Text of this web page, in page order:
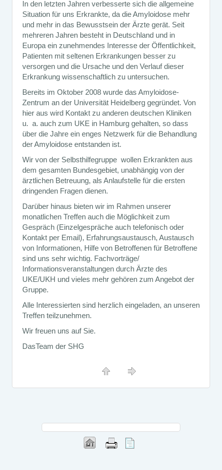
In den letzten Jahren verbesserte sich die allgemeine
Situation für uns Erkrankte, da die Amyloidose mehr
und mehr in das Bewusstsein der Ärzte gerät. Seit
mehreren Jahren besteht in Deutschland und in
Europa ein zunehmendes Interesse der Öffentlichkeit,
Patienten mit seltenen Erkrankungen besser zu
versorgen und die Ursache und den Verlauf dieser
Erkrankung wissenschaftlich zu untersuchen.
Bereits im Oktober 2008 wurde das Amyloidose-
Zentrum an der Universität Heidelberg gegründet. Von
hier aus wird Kontakt zu anderen deutschen Kliniken
u. a. auch zum UKE in Hamburg gehalten, so dass
über die Jahre ein enges Netzwerk für die Behandlung
der Amyloidose entstanden ist.
Wir von der Selbsthilfegruppe wollen Erkrankten aus
dem gesamten Bundesgebiet, unabhängig von der
ärztlichen Betreuung, als Anlaufstelle für die ersten
dringenden Fragen dienen.
Darüber hinaus bieten wir im Rahmen unserer
monatlichen Treffen auch die Möglichkeit zum
Gespräch (Einzelgespräche auch telefonisch oder
Kontakt per Email), Erfahrungsaustausch, Austausch
von Informationen, Hilfe von Betroffenen für Betroffene
sind uns sehr wichtig. Fachvorträge/
Informationsveranstaltungen durch Ärzte des
UKE/UKH und vieles mehr gehören zum Angebot der
Gruppe.
Alle Interessierten sind herzlich eingeladen, an unseren
Treffen teilzunehmen.
Wir freuen uns auf Sie.
DasTeam der SHG